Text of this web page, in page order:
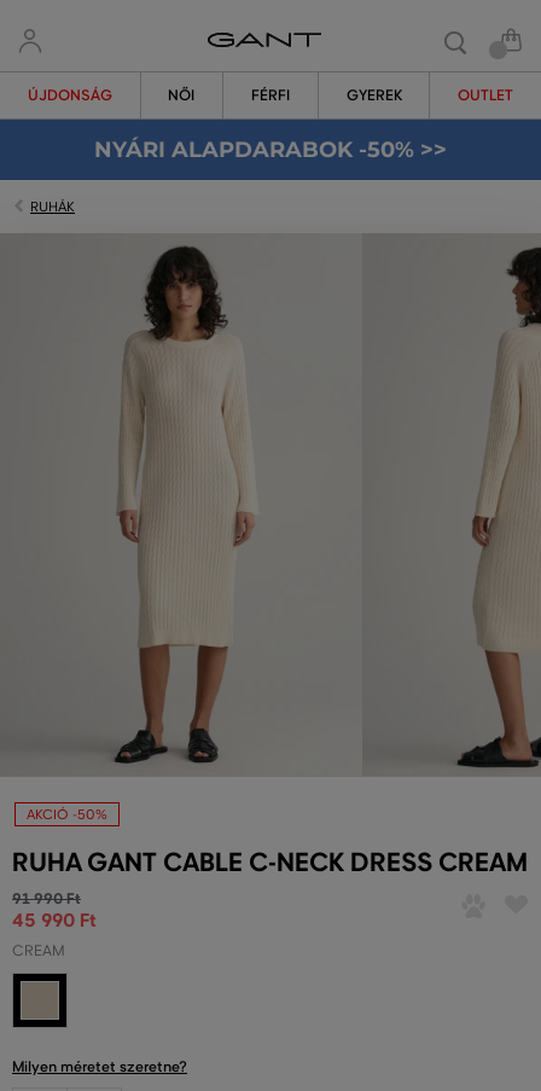
ÚJDONSÁG NŐI FÉRFI GYEREK OUTLET
NYÁRI ALAPDARABOK -50% >>
RUHÁK
AKCIÓ -50%
RUHA GANT CABLE C-NECK DRESS CREAM
91 990 Ft
45 990 Ft
CREAM
Milyen méretet szeretne?